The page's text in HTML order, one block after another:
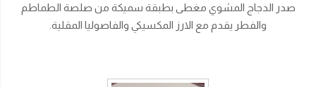
صدر الدجاج المشوي مغطى بطبقة سميكة من صلصة الطماطم
والفطر يقدم مع الارز المكسيكي والفاصوليا المقلية.